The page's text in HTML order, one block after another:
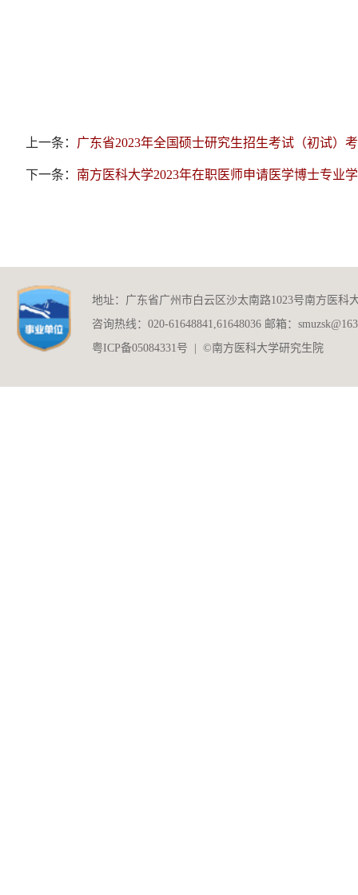
上一条： 广东省2023年全国硕士研究生招生考试（初试）
下一条： 南方医科大学2023年在职医师申请医学博士专业
地址：广东省广州市白云区沙太南路1023号南方医科
咨询热线：020-61648841,61648036 邮箱：
粤ICP备05084331号 | ©南方医科大学研究生院